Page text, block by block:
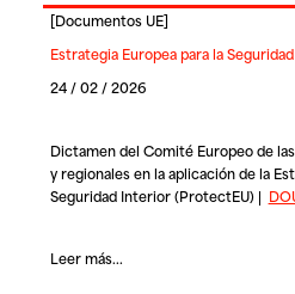
[Documentos UE]
Estrategia Europea para la
24 / 02 / 2026
Dictamen del Comité Europeo de
y regionales en la aplicación de la
Seguridad Interior (ProtectEU) |
Leer más...